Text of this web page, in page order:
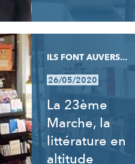
ILS FONT AUVERS...
26/05/2020
La 23ème
Marche, la
littérature en
altitude